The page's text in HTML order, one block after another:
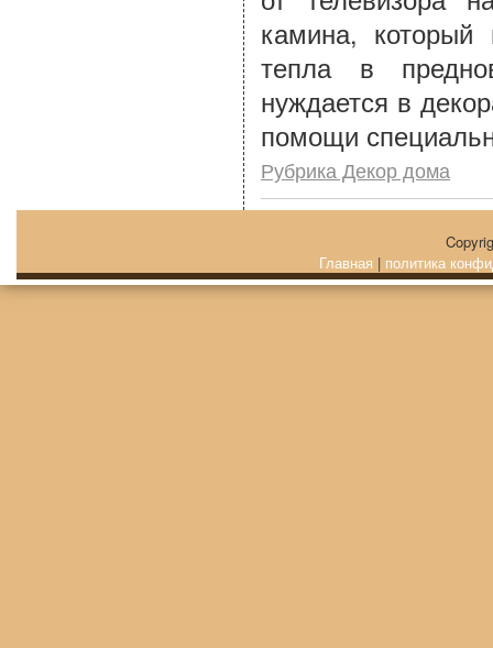
камина,
тепла в
нуждается в
помощи
Рубрика Декор дома
Главная | политика